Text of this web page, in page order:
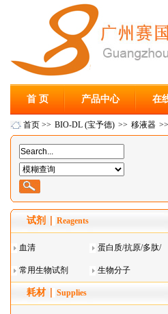
首 页 产品中心 在
首页 >> BIO-DL (宝予德) >> 移液器 >>
试剂 Reagents
血清 蛋白质/抗原/多肽/
酶
常用生物试剂 生物分子
耗材 Supplies